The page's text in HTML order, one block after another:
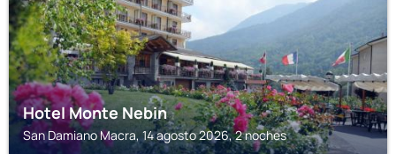
Hotel Monte Nebin
San Damiano Macra, 14 agosto 2026, 2 noches